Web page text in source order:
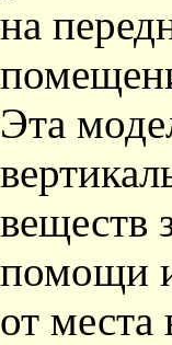
на
Эта
веществ
помощи
от